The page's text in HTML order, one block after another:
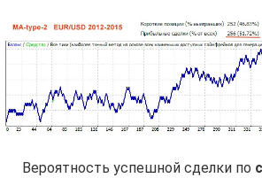
Вероятность успешной сделки по